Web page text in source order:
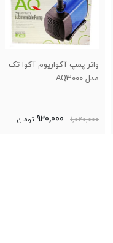
واتر پمپ آکواریوم آکوا تک
مدل AQ1000
435,000
398,000 تومان